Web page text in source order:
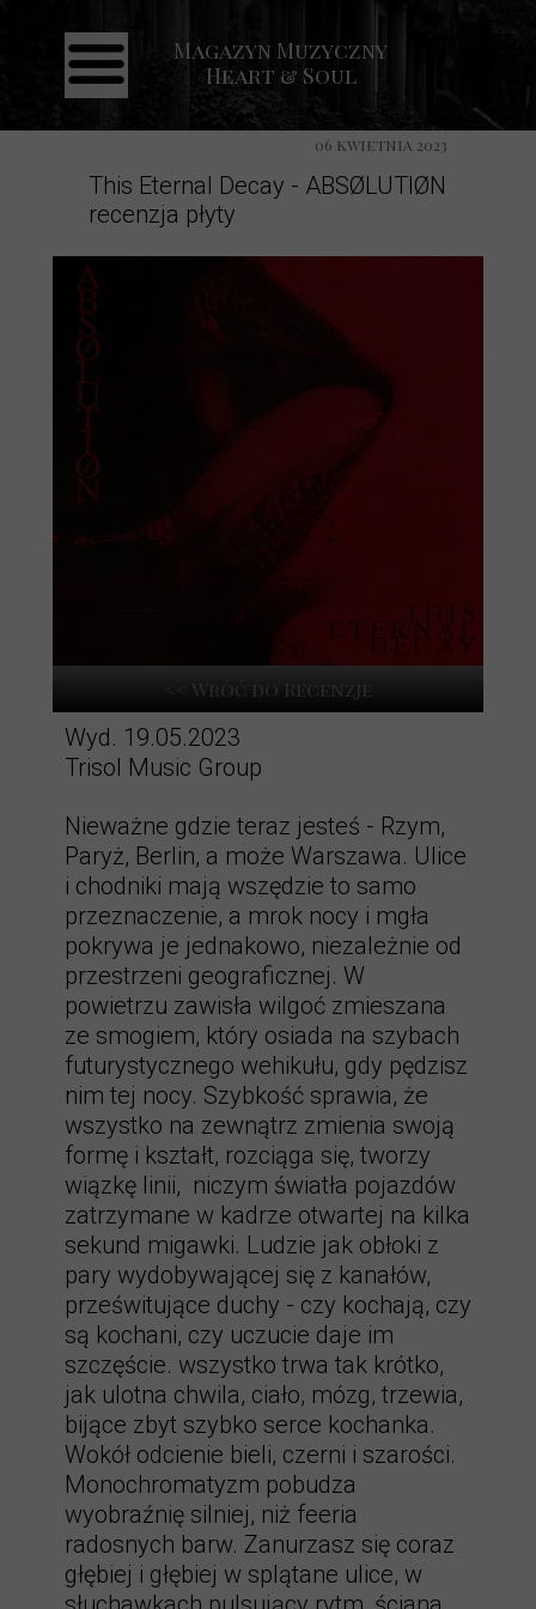
Strona główna
Aktualności
Koncerty
Kontakt
Magazyn Muzyczny
Heart & Soul
This Eternal Decay - ABSØLUTIØN
recenzja płyty
<< Wróć do Recenzje
06 kwietnia 2023
Wyd. 19.05.2023
Trisol Music Group
Nieważne gdzie teraz jesteś - Rzym,
Paryż, Berlin, a może Warszawa. Ulice
i chodniki mają wszędzie to samo
przeznaczenie, a mrok nocy i mgła
pokrywa je jednakowo, niezależnie od
przestrzeni geograficznej. W
powietrzu zawisła wilgoć zmieszana
ze smogiem, który osiada na szybach
futurystycznego wehikułu, gdy pędzisz
nim tej nocy. Szybkość sprawia, że
wszystko na zewnątrz zmienia swoją
formę i kształt, rozciąga się, tworzy
wiązkę linii, niczym światła pojazdów
zatrzymane w kadrze otwartej na kilka
sekund migawki. Ludzie jak obłoki z
pary wydobywającej się z kanałów,
prześwitujące duchy - czy kochają, czy
są kochani, czy uczucie daje im
szczęście. wszystko trwa tak krótko,
jak ulotna chwila, ciało, mózg, trzewia,
bijące zbyt szybko serce kochanka.
Wokół odcienie bieli, czerni i szarości.
Monochromatyzm pobudza
wyobraźnię silniej, niż feeria
radosnych barw. Zanurzasz się coraz
głębiej i głębiej w splątane ulice, w